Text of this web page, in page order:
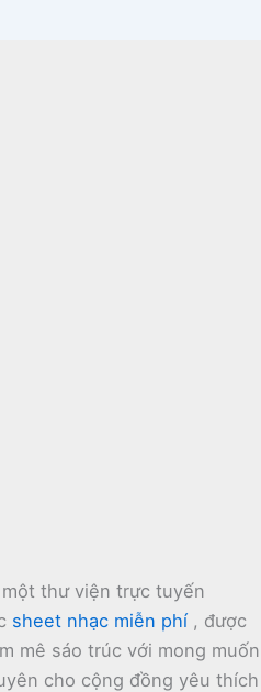
một thư viện trực tuyến
sheet nhạc miễn phí , được
mê sáo trúc với mong muốn
cho cộng đồng yêu thích